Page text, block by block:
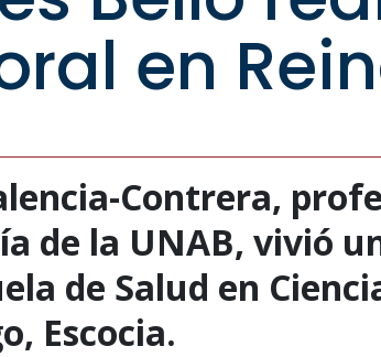
en
Contrera,
de la UNAB, vivió
de Salud en
Escocia.